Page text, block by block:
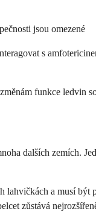
jsou omezené
s
funkce ledvin
dalších zemích.
lahvičkách a musí
zůstává